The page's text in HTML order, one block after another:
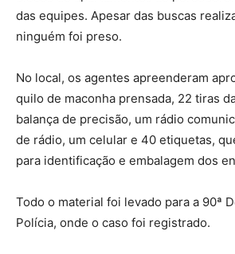
das equipes. Apesar das buscas
ninguém foi preso.
No local, os agentes apreenderam
quilo de maconha prensada, 22 tiras
balança de precisão, um rádio
de rádio, um celular e 40 etiquetas,
para identificação e embalagem dos
Todo o material foi levado para a 90ª
Polícia, onde o caso foi registrado.